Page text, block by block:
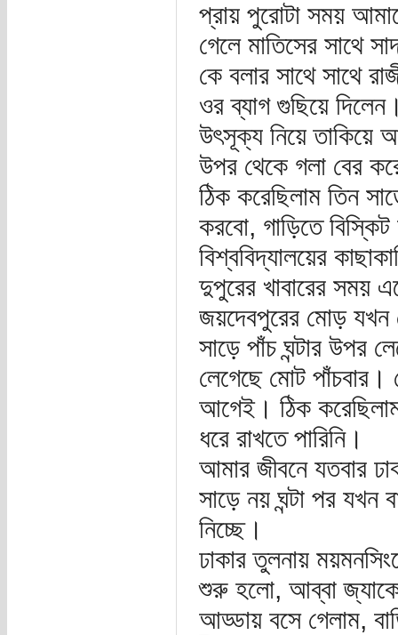
প্রায় পুরোটা সময়
গেলে মাতিসের সাথে
কে বলার সাথে সাথে
ওর ব্যাগ গুছিয়ে
উৎসূক্য নিয়ে তাকিয়ে
উপর থেকে গলা বের
ঠিক করেছিলাম তিন
করবো, গাড়িতে বিস্কিট
বিশ্ববিদ্যালয়ের
দুপুরের খাবারের সময়
জয়দেবপুরের মোড় যখন
সাড়ে পাঁচ ঘন্টার উপর
লেগেছে মোট
আগেই। ঠিক
ধরে রাখতে পারিনি।
আমার জীবনে যতবার
সাড়ে নয় ঘন্টা পর যখন
নিচ্ছে।
ঢাকার তুলনায়
শুরু হলো, আব্বা
আড্ডায় বসে গেলাম,